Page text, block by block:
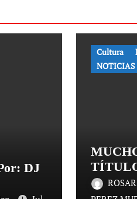
DJ
Cultura
NOTICIAS